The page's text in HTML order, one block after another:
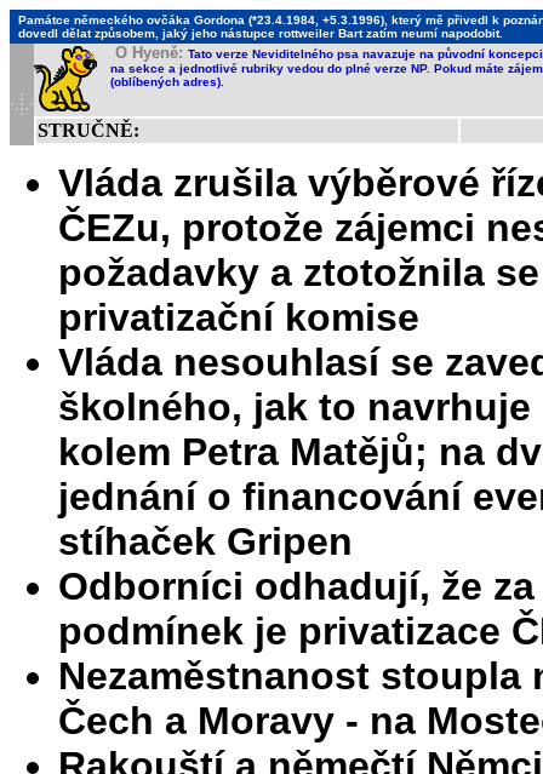
Památce německého ovčáka Gordona (*23.4.1984, +5.3.1996), který mě přivedl k
dovedl dělat způsobem, jaký jeho nástupce rottweiler Bart zatím neumí napodobit.
O Hyeně: Tato verze Neviditelného psa navazuje na původní
na sekce a jednotlivé rubriky vedou do plné verze NP. Pokud máte
(oblíbených adres).
STRUČNĚ:
Vláda zrušila výběrové
ČEZu, protože zájemci
požadavky a ztotožnila
privatizační komise
Vláda nesouhlasí se
školného, jak to
kolem Petra Matějů; na
jednání o financování
stíhaček Gripen
Odborníci odhadují, že
podmínek je privatizace
Nezaměstnanost stoupla
Čech a Moravy - na